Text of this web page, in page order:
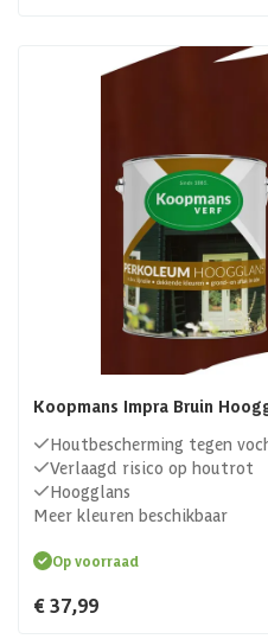
Koopmans Impra Bruin
Houtbescherming tegen
Verlaagd risico op houtrot
Hoogglans
Meer kleuren beschikbaar
Op voorraad
€ 37,99